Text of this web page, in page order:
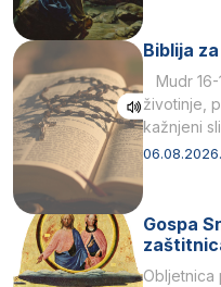
Biblija
Mudr 16-
životinje,
kažnjeni
kukaca.2
06.08.2026.
Gospa
Obljetnica